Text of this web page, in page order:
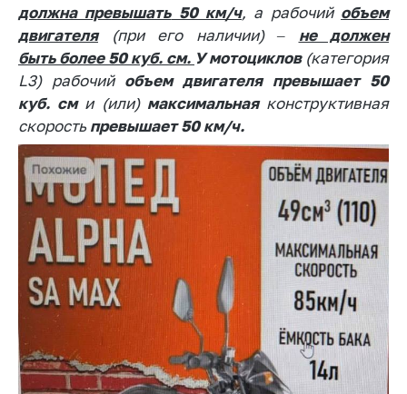
Деятельность
Ценовая политика
Антимонопольное
регулирование и
конкуренция
Торговля и услуги
Регулирование и
контроль закупок
Защита прав
потребителей
Регулирование
рекламной
Международное
сотрудничество
должна превышать50 км/ч, а рабочий объем
двигателя(при его наличии) – не должен
бытьболее 50 куб. см. У мотоциклов (категория
L3) рабочий объем двигателя превышает 50
куб. см и (или) максимальнаяконструктивная
скорость превышает 50 км/ч.